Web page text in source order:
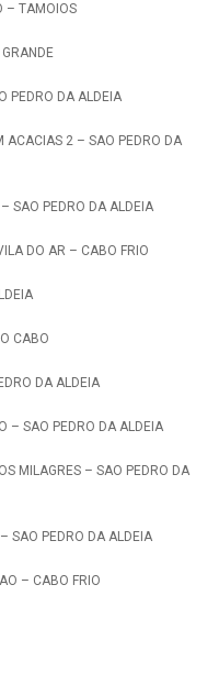
– TAMOIOS
PEDRO DA ALDEIA
ACACIAS 2 – SAO PEDRO DA
SAO PEDRO DA ALDEIA
DO AR – CABO FRIO
CABO
DA ALDEIA
– SAO PEDRO DA ALDEIA
MILAGRES – SAO PEDRO DA
SAO PEDRO DA ALDEIA
– CABO FRIO